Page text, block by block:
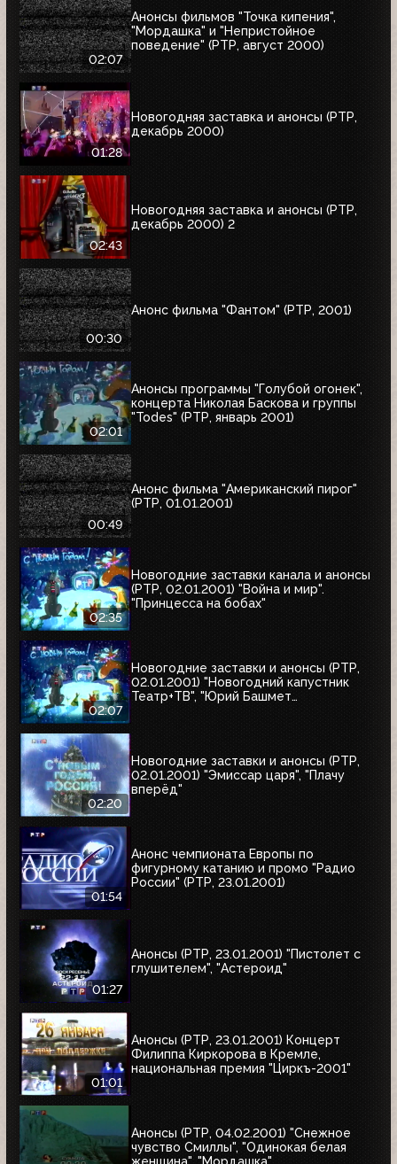
02:07
Анонсы фильмов "Точка кипения",
"Мордашка" и "Непристойное
поведение" (РТР, август 2000)
01:28
Новогодняя заставка и анонсы (РТР,
декабрь 2000)
02:43
Новогодняя заставка и анонсы (РТР,
декабрь 2000) 2
00:30
Анонс фильма "Фантом" (РТР, 2001)
02:01
Анонсы программы "Голубой огонек",
концерта Николая Баскова и группы
"Todes" (РТР, январь 2001)
00:49
Анонс фильма "Американский пирог"
(РТР, 01.01.2001)
02:35
Новогодние заставки канала и анонсы
(РТР, 02.01.2001) "Война и мир".
"Принцесса на бобах"
02:07
Новогодние заставки и анонсы (РТР,
02.01.2001) "Новогодний капустник
Театр+ТВ", "Юрий Башмет
02:20
Новогодние заставки и анонсы (РТР,
02.01.2001) "Эмиссар царя", "Плачу
вперёд"
01:54
Анонс чемпионата Европы по
фигурному катанию и промо "Радио
России" (РТР, 23.01.2001)
01:27
Анонсы (РТР, 23.01.2001) "Пистолет с
глушителем", "Астероид"
01:01
Анонсы (РТР, 23.01.2001) Концерт
Филиппа Киркорова в Кремле,
национальная премия "Циркъ-2001"
Анонсы (РТР, 04.02.2001) "Снежное
чувство Смиллы", "Одинокая белая